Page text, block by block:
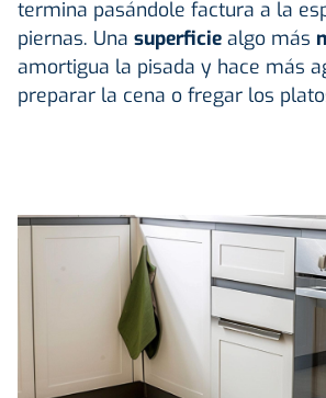
termina pasándole factura a la
piernas. Una superficie algo más
amortigua la pisada y hace más
preparar la cena o fregar los